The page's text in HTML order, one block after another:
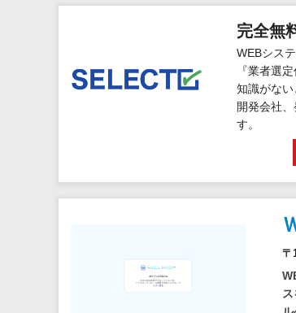
完全無
WEBシス
『業者選
知識がない
開発会社
す。
〒